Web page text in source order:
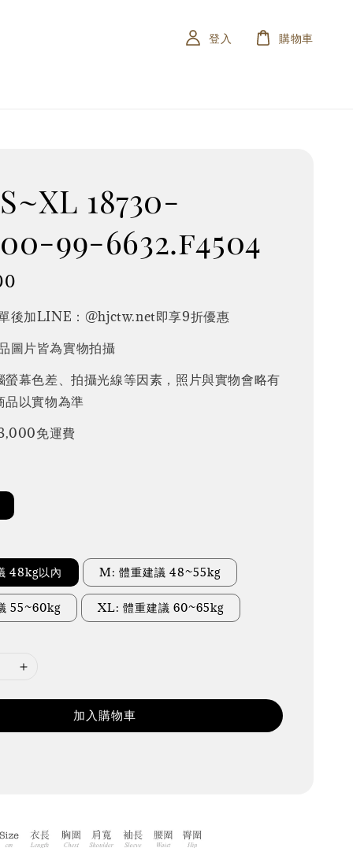
登入 購物車
18730-
99-6632.f4504
後加LINE：@hjctw.net即享9折優惠
圖片皆為實物拍攝
螢幕色差、拍攝光線等因素，照片與實物會略有
品以實物為準
免運費
48kg以內 M: 體重建議 48~55kg
55~60kg XL: 體重建議 60~65kg
加入購物車